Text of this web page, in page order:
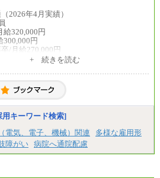
2026年4月実績）
給320,000円
300,000円
/月給270,000円
給256,000円～288,000円
240,000円～270,000円
卒/月給216,000円～243,000円
※
給234,000円～263,000円
219,000円～246,000円
/月給197,000円～222,000円
、特定職員の給与は、生活の拠点が定
+ 続きを読む
キーワード検索]
電気、電子、機械）関連
多様な雇用形
障がい 病院へ通院配慮